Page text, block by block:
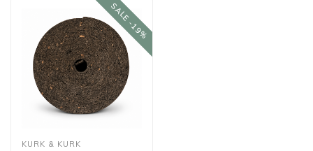
SALE -19%
KURK & KURK